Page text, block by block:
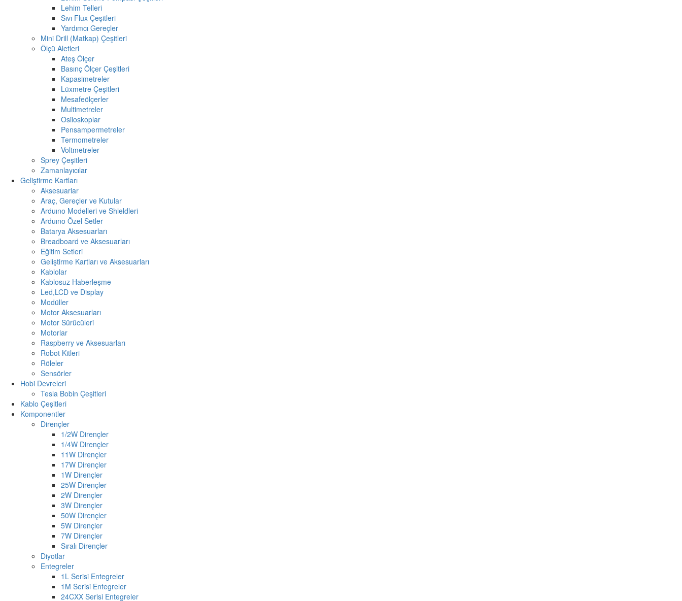
Lehim Telleri
Sıvı Flux Çeşitleri
Yardımcı Gereçler
Mini Drill (Matkap) Çeşitleri
Ölçü Aletleri
Ateş Ölçer
Basınç Ölçer Çeşitleri
Kapasimetreler
Lüxmetre Çeşitleri
Mesafeölçerler
Multimetreler
Osiloskoplar
Pensampermetreler
Termometreler
Voltmetreler
Sprey Çeşitleri
Zamanlayıcılar
Geliştirme Kartları
Aksesuarlar
Araç, Gereçler ve Kutular
Arduıno Modelleri ve Shieldleri
Arduıno Özel Setler
Batarya Aksesuarları
Breadboard ve Aksesuarları
Eğitim Setleri
Geliştirme Kartları ve Aksesuarları
Kablolar
Kablosuz Haberleşme
Led,LCD ve Display
Modüller
Motor Aksesuarları
Motor Sürücüleri
Motorlar
Raspberry ve Aksesuarları
Robot Kitleri
Röleler
Sensörler
Hobi Devreleri
Tesla Bobin Çeşitleri
Kablo Çeşitleri
Komponentler
Dirençler
1/2W Dirençler
1/4W Dirençler
11W Dirençler
17W Dirençler
1W Dirençler
25W Dirençler
2W Dirençler
3W Dirençler
50W Dirençler
5W Dirençler
7W Dirençler
Sıralı Dirençler
Diyotlar
Entegreler
1L Serisi Entegreler
1M Serisi Entegreler
24CXX Serisi Entegreler